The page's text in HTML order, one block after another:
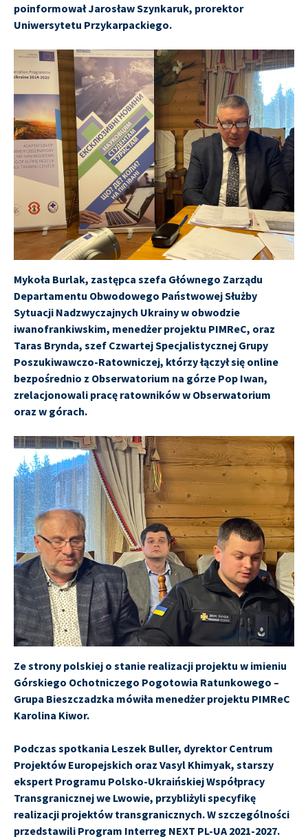
poinformował Jarosław Szynkaruk, prorektor
Uniwersytetu Przykarpackiego.
Mykoła Burlak, zastępca szefa Głównego Zarządu
Departamentu Obwodowego Państwowej Służby
Sytuacji Nadzwyczajnych Ukrainy w obwodzie
iwanofrankiwskim, menedżer projektu PIMReC, oraz
Taras Brynda, szef Czwartej Specjalistycznej Grupy
Poszukiwawczo-Ratowniczej, którzy łączył się online
bezpośrednio z Obserwatorium na górze Pop Iwan,
zrelacjonowali pracę ratowników w Obserwatorium
oraz w górach.
Ze strony polskiej o stanie realizacji projektu w imieniu
Górskiego Ochotniczego Pogotowia Ratunkowego –
Grupa Bieszczadzka mówiła menedżer projektu PIMReC
Karolina Kiwor.
Podczas spotkania Leszek Buller, dyrektor Centrum
Projektów Europejskich oraz Vasyl Khimyak, starszy
ekspert Programu Polsko-Ukraińskiej Współpracy
Transgranicznej we Lwowie, przybliżyli specyfikę
realizacji projektów transgranicznych. W szczególności
przedstawili Program Interreg NEXT PL-UA 2021-2027.